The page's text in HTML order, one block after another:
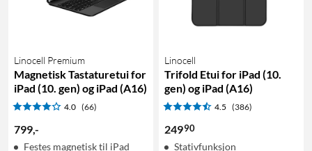
Linocell Premium
Magnetisk Tastaturetui for
iPad (10. gen) og iPad (A16)
4.0 (66)
799,-
Festes magnetisk til iPad
Linocell
Trifold Etui for iPad (10.
gen) og iPad (A16)
4.5 (386)
24990
Stativfunksjon